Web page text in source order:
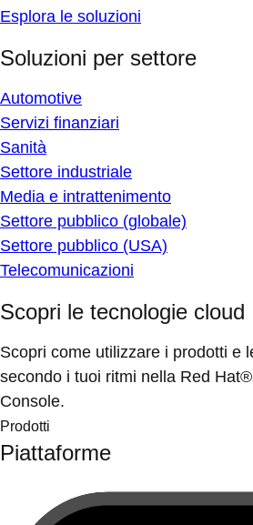
Esplora le soluzioni
Soluzioni per settore
Automotive
Servizi finanziari
Sanità
Settore industriale
Media e intrattenimento
Settore pubblico (globale)
Settore pubblico (USA)
Telecomunicazioni
Scopri le tecnologie cloud
Scopri come utilizzare i prodotti e
secondo i tuoi ritmi nella Red
Console.
Prodotti
Piattaforme